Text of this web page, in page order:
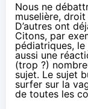
Nous ne
muselière, droit
D’autres ont
Citons, par
pédiatriques, le
aussi une
(trop ?)
sujet. Le sujet
surfer sur la
de toutes les